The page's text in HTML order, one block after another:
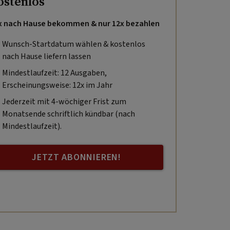
nach Hause bekommen & nur 12x bezahlen
Wunsch-Startdatum wählen & kostenlos
nach Hause liefern lassen
Mindestlaufzeit: 12 Ausgaben,
Erscheinungsweise: 12x im Jahr
Jederzeit mit 4-wöchiger Frist zum
Monatsende schriftlich kündbar (nach
Mindestlaufzeit).
JETZT ABONNIEREN!